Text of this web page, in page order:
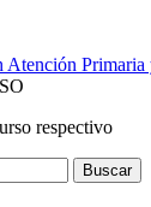
Atención
respectivo